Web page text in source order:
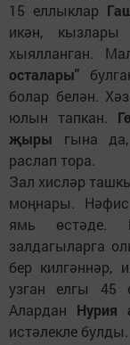
15 еллыклар
икән,
хыялланган.
осталары"
болар белән.
юлын тапкан.
җыры гына
раслап тора.
Зал хисләр
моңнары. Нәфис
ямь өстәде.
залдагыларга
бер килгәннәр,
узган елгы 45
Алардан Нурия
истәлекле булды.